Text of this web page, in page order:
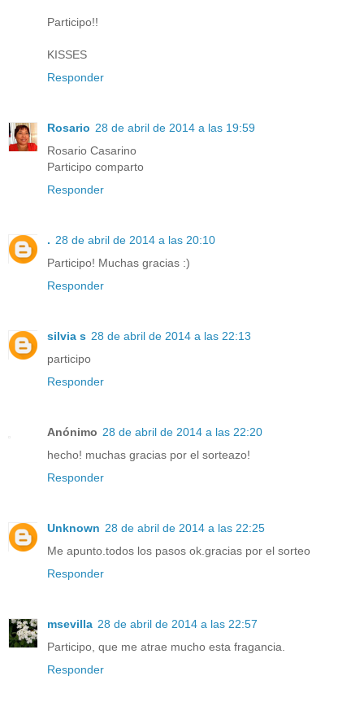
Participo!!
KISSES
Responder
Rosario 28 de abril de 2014 a las 19:59
Rosario Casarino
Participo comparto
Responder
. 28 de abril de 2014 a las 20:10
Participo! Muchas gracias :)
Responder
silvia s 28 de abril de 2014 a las 22:13
participo
Responder
Anónimo 28 de abril de 2014 a las 22:20
hecho! muchas gracias por el sorteazo!
Responder
Unknown 28 de abril de 2014 a las 22:25
Me apunto.todos los pasos ok.gracias por el sorteo
Responder
msevilla 28 de abril de 2014 a las 22:57
Participo, que me atrae mucho esta fragancia.
Responder